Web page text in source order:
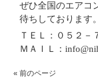
ぜひ全国のエアコ
待ちしております。
ＴＥＬ：０５２－
ＭＡＩＬ：
« 前のページ